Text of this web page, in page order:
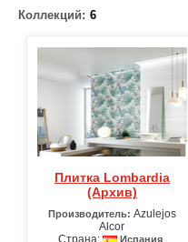
Коллекций: 6
Плитка Lombardia
(Архив)
Производитель: Azulejos
Alcor
Страна:
Испания